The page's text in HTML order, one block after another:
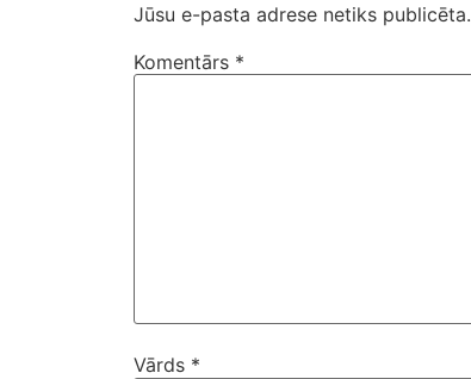
Jūsu e-pasta adrese netiks publicēta.
Komentārs *
Vārds *